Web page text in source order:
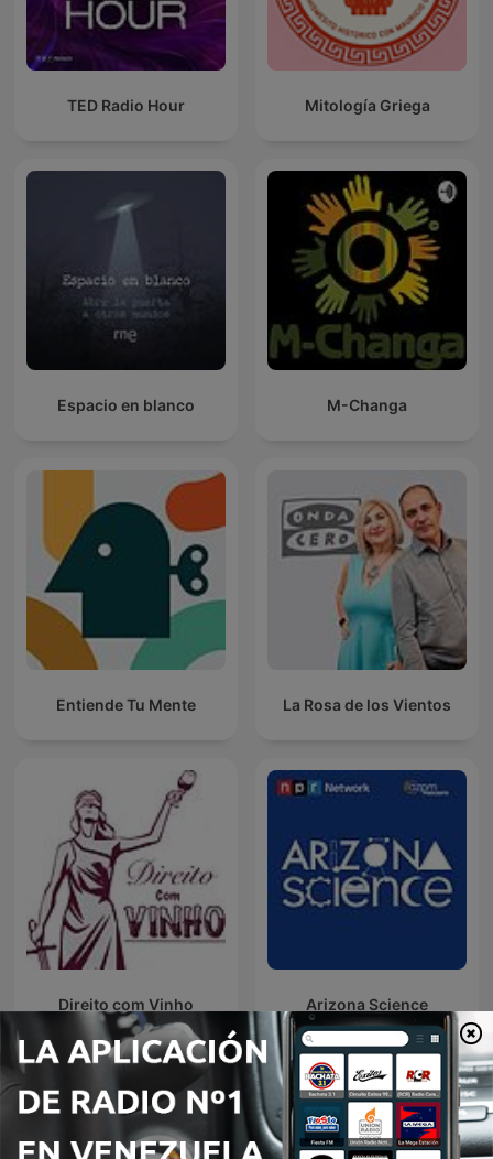
TED Radio Hour Mitología Griega
Espacio en blanco M-Changa
Entiende Tu Mente La Rosa de los Vientos
Direito com Vinho Arizona Science
Más podcasts internacionales de Ciencias